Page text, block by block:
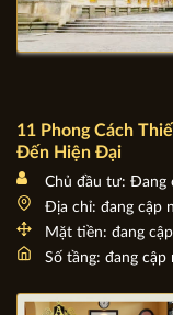
11 Phong Cách
Đến Hiện Đại
Chủ đầu tư: Đang
Địa chỉ: đang cập
Mặt tiền: đang
Số tầng: đang cập